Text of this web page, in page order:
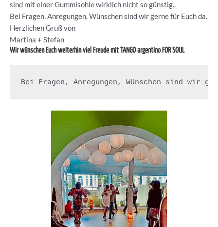
sind mit einer Gummisohle wirklich nicht so günstig..
Bei Fragen, Anregungen, Wünschen sind wir gerne für Euch da.
Herzlichen Gruß von
Martina + Stefan
Wir wünschen Euch weiterhin viel Freude mit TANGO argentino FOR SOUL
Bei Fragen, Anregungen, Wünschen sind wir